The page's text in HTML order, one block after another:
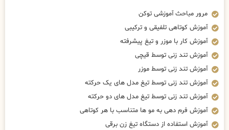
مرور مباحث آموزشی توکن
آموزش کوتاهی تلفیقی و ترکیبی
آموزش کار با موزر و تیغ پیشرفته
آموزش تند زنی توسط قیچی
آموزش تند زنی توسط موزر
آموزش تند زنی توسط تیغ مدل های یک حرکته
آموزش تند زنی توسط تیغ مدل های دو حرکته
آموزش فرم دهی به مو ها متناسب با هر کوتاهی
آموزش استفاده از دستگاه تیغ زن برقی